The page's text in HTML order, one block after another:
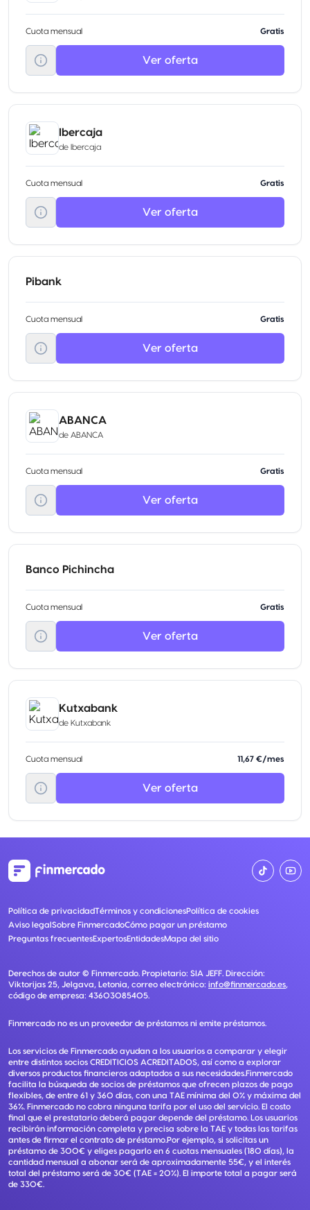
Cuota mensual Gratis
Ver oferta
Ibercaja
de Ibercaja
Cuota mensual Gratis
Ver oferta
Pibank
Cuota mensual Gratis
Ver oferta
ABANCA
de ABANCA
Cuota mensual Gratis
Ver oferta
Banco Pichincha
Cuota mensual Gratis
Ver oferta
Kutxabank
de Kutxabank
Cuota mensual 11,67 €/mes
Ver oferta
Política de privacidadTérminos y condicionesPolítica de cookies
Aviso legalSobre FinmercadoCómo pagar un préstamo
Preguntas frecuentesExpertosEntidadesMapa del sitio
Derechos de autor © Finmercado. Propietario: SIA JEFF. Dirección:
Viktorijas 25, Jelgava, Letonia, correo electrónico: info@finmercado.es,
código de empresa: 43603085405.
Finmercado no es un proveedor de préstamos ni emite préstamos.
Los servicios de Finmercado ayudan a los usuarios a comparar y elegir
entre distintos socios CREDITICIOS ACREDITADOS, así como a explorar
diversos productos financieros adaptados a sus necesidades.Finmercado
facilita la búsqueda de socios de préstamos que ofrecen plazos de pago
flexibles, de entre 61 y 360 días, con una TAE mínima del 0% y máxima del
36%. Finmercado no cobra ninguna tarifa por el uso del servicio. El costo
final que el prestatario deberá pagar depende del préstamo. Los usuarios
recibirán información completa y precisa sobre la TAE y todas las tarifas
antes de firmar el contrato de préstamo.Por ejemplo, si solicitas un
préstamo de 300€ y eliges pagarlo en 6 cuotas mensuales (180 días), la
cantidad mensual a abonar será de aproximadamente 55€, y el interés
total del préstamo será de 30€ (TAE = 20%). El importe total a pagar será
de 330€.